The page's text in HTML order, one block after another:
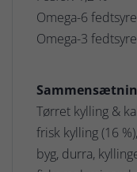
Omega-6
Omega-3
Tørret kylling &
frisk kylling (16
byg, durra,